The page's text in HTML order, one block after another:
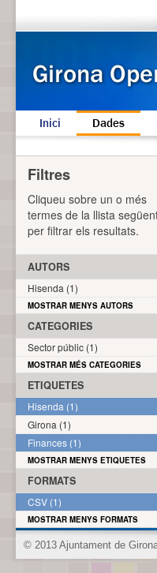
Inici Dades
Filtres
Cliqueu sobre un o més
termes de la llista
per filtrar els resultats.
AUTORS
Hisenda (1)
MOSTRAR MENYS AUTORS
CATEGORIES
Sector públic (1)
MOSTRAR MÉS CATEGORIES
ETIQUETES
Hisenda (1)
Girona (1)
Finances (1)
MOSTRAR MENYS ETIQUETES
FORMATS
CSV (1)
MOSTRAR MENYS FORMATS
© 2013 Ajuntament de